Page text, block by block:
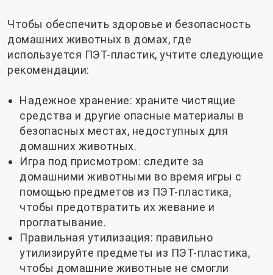
Чтобы обеспечить здоровье и безопасность
домашних животных в домах, где
используется ПЭТ-пластик, учтите следующие
рекомендации:
Надежное хранение: храните чистящие
средства и другие опасные материалы в
безопасных местах, недоступных для
домашних животных.
Игра под присмотром: следите за
домашними животными во время игры с
помощью предметов из ПЭТ-пластика,
чтобы предотвратить их жевание и
проглатывание.
Правильная утилизация: правильно
утилизируйте предметы из ПЭТ-пластика,
чтобы домашние животные не смогли